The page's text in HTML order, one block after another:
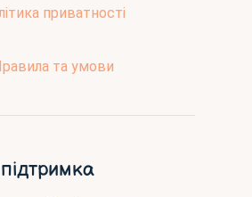
приватності
та умови